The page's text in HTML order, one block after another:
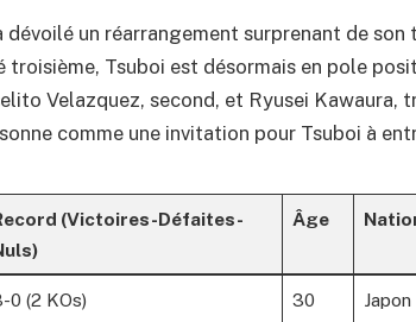
dévoilé un réarrangement surprenant de
troisième, Tsuboi est désormais en pole
Velazquez, second, et Ryusei Kawaura,
comme une invitation pour Tsuboi à
(Victoires-Défaites-
Âge
0 (2 KOs)
30
Japon